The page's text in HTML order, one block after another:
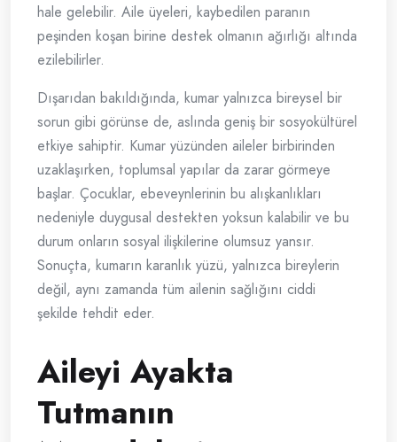
hale gelebilir. Aile üyeleri, kaybedilen paranın
peşinden koşan birine destek olmanın ağırlığı altında
ezilebilirler.
Dışarıdan bakıldığında, kumar yalnızca bireysel bir
sorun gibi görünse de, aslında geniş bir sosyokültürel
etkiye sahiptir. Kumar yüzünden aileler birbirinden
uzaklaşırken, toplumsal yapılar da zarar görmeye
başlar. Çocuklar, ebeveynlerinin bu alışkanlıkları
nedeniyle duygusal destekten yoksun kalabilir ve bu
durum onların sosyal ilişkilerine olumsuz yansır.
Sonuçta, kumarın karanlık yüzü, yalnızca bireylerin
değil, aynı zamanda tüm ailenin sağlığını ciddi
şekilde tehdit eder.
Aileyi Ayakta
Tutmanın